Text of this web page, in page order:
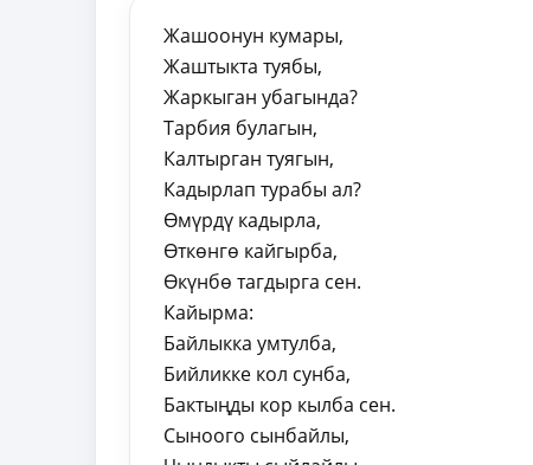
Жашоонун кумары,
Жаштыкта туябы,
Жаркыган убагында?
Тарбия булагын,
Калтырган туягын,
Кадырлап турабы ал?
Өмүрдү кадырла,
Өткөнгө кайгырба,
Өкүнбө тагдырга сен.
Кайырма:
Байлыкка умтулба,
Бийликке кол сунба,
Бактыңды кор кылба сен.
Сыноого сынбайлы,